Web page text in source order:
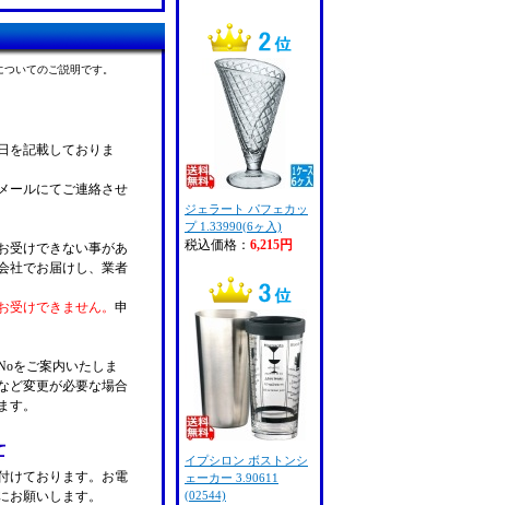
いてのご説明です。
を記載しておりま
ールにてご連絡させ
受けできない事があ
社でお届けし、業者
受けできません。 申
をご案内いたしま
ど変更が必要な場合
す。
けております。お電
お願いします。
ジェラート パフェカッ
プ 1.33990(6ヶ入)
税込価格： 6,215円
イプシロン ボストンシ
ェーカー 3.90611
(02544)